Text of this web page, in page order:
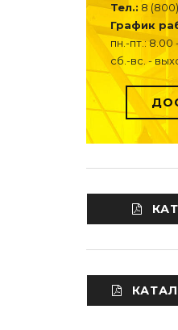
Тел.: 8
График
пн.-пт.: 8.00
сб.-вс. -